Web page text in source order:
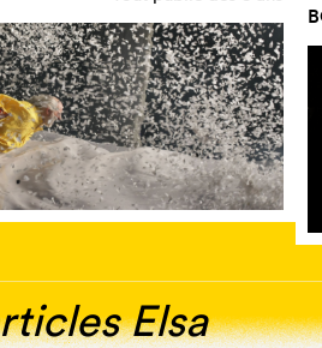
Elsa